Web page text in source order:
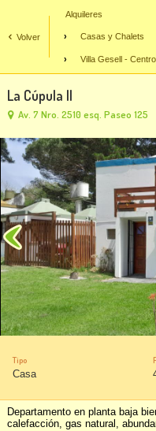
Volver
Alquileres
Casas y Chalets
Villa Gesell -
La Cúpula II
Av. 7 Nro. 2510 esq. Paseo 125
Tipo
Casa
Departamento en planta baja
calefacción, gas natural,